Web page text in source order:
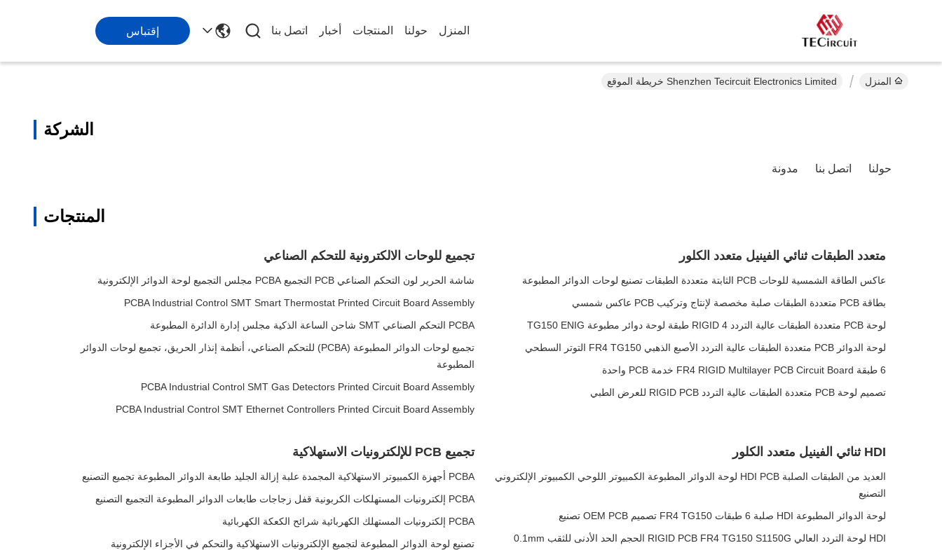
المنزل حولنا المنتجات أخبار اتصل بنا إقتباس
المنزل Shenzhen Tecircuit Electronics Limited خريطة الموقع
الشركة
حولنا اتصل بنا مدونة
المنتجات
متعدد الطبقات ثنائي الفينيل متعدد الكلور
عاكس الطاقة الشمسية للوحات PCB الثابتة متعددة الطبقات تصنيع لوحات الدوائر المطبوعة
بطاقة PCB متعددة الطبقات صلبة مخصصة لإنتاج وتركيب PCB عاكس شمسي
لوحة PCB متعددة الطبقات عالية التردد RIGID 4 طبقة لوحة دوائر مطبوعة TG150 ENIG
لوحة الدوائر PCB متعددة الطبقات عالية التردد الأصبع الذهبي FR4 TG150 التوتر السطحي
6 طبقة FR4 RIGID Multilayer PCB Circuit Board خدمة PCB واحدة
تصميم لوحة PCB متعددة الطبقات عالية التردد RIGID PCB للعرض الطبي
تجميع للوحات الالكترونية للتحكم الصناعي
شاشة الحرير لون التحكم الصناعي PCB التجميع PCBA مجلس التجميع لوحة الدوائر الإلكترونية
PCBA Industrial Control SMT Smart Thermostat Printed Circuit Board Assembly
PCBA التحكم الصناعي SMT شاحن الساعة الذكية مجلس إدارة الدائرة المطبوعة
تجميع لوحات الدوائر المطبوعة (PCBA) للتحكم الصناعي، أنظمة إنذار الحريق، تجميع لوحات الدوائر
المطبوعة
PCBA Industrial Control SMT Gas Detectors Printed Circuit Board Assembly
PCBA Industrial Control SMT Ethernet Controllers Printed Circuit Board Assembly
HDI ثنائي الفينيل متعدد الكلور
العديد من الطبقات الصلبة HDI PCB لوحة الدوائر المطبوعة الكمبيوتر اللوحي الكمبيوتر الإلكتروني
التصنيع
لوحة الدوائر المطبوعة HDI صلبة 6 طبقات FR4 TG150 تصميم OEM PCB تصنيع
HDI لوحة التردد العالي RIGID PCB FR4 TG150 S1150G الحجم الحد الأدنى للثقب 0.1mm
تجميع PCB للإلكترونيات الاستهلاكية
PCBA أجهزة الكمبيوتر الاستهلاكية المجمدة علبة إزالة الجليد طابعة الدوائر المطبوعة تجميع التصنيع
PCBA إلكترونيات المستهلكات الكربونية قفل زجاجات طابعات الدوائر المطبوعة التجميع التصنيع
PCBA إلكترونيات المستهلك الكهربائية شرائح الكعكة الكهربائية
تصنيع لوحة الدوائر المطبوعة لتجميع الإلكترونيات الاستهلاكية والتحكم في الأجزاء الإلكترونية